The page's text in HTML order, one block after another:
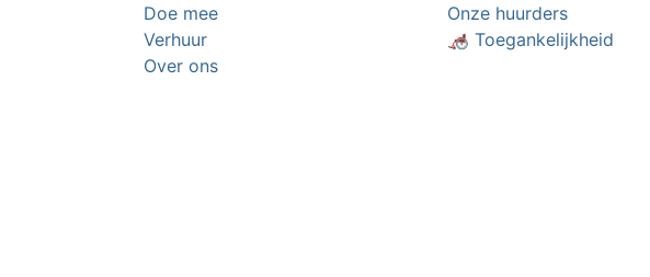
Doe mee
Verhuur
Over ons
Onze huurders
🦽 Toegankelijkheid